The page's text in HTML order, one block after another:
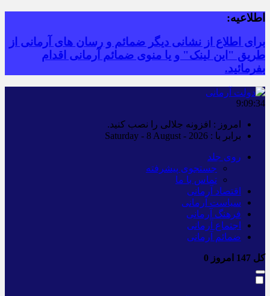
اطلاعیه:
برای اطلاع از نشانی دیگر ضمائم و رسان های آرمانی از
طریق "این لینک" و یا منوی ضمائم آرمانی اقدام
بفرمائید.
9:09:34
امروز : افزونه جلالی را نصب کنید.
برابر با : Saturday - 8 August - 2026
روی جلد
جستجوی پیشرفته
تماس با ما
اقتصاد آرمانی
سیاست آرمانی
فرهنگ آرمانی
اجتماع آرمانی
ضمائم آرمانی
کل امروز 0